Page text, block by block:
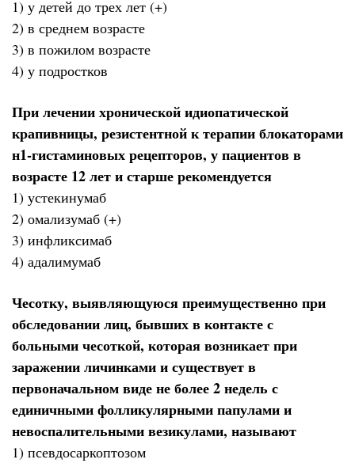
1) у детей до трех лет (+)
2) в среднем возрасте
3) в пожилом возрасте
4) у подростков
При лечении хронической идиопатической
крапивницы, резистентной к терапии блокаторами
н1-гистаминовых рецепторов, у пациентов в
возрасте 12 лет и старше рекомендуется
1) устекинумаб
2) омализумаб (+)
3) инфликсимаб
4) адалимумаб
Чесотку, выявляющуюся преимущественно при
обследовании лиц, бывших в контакте с
больными чесоткой, которая возникает при
заражении личинками и существует в
первоначальном виде не более 2 недель с
единичными фолликулярными папулами и
невоспалительными везикулами, называют
1) псевдосаркоптозом